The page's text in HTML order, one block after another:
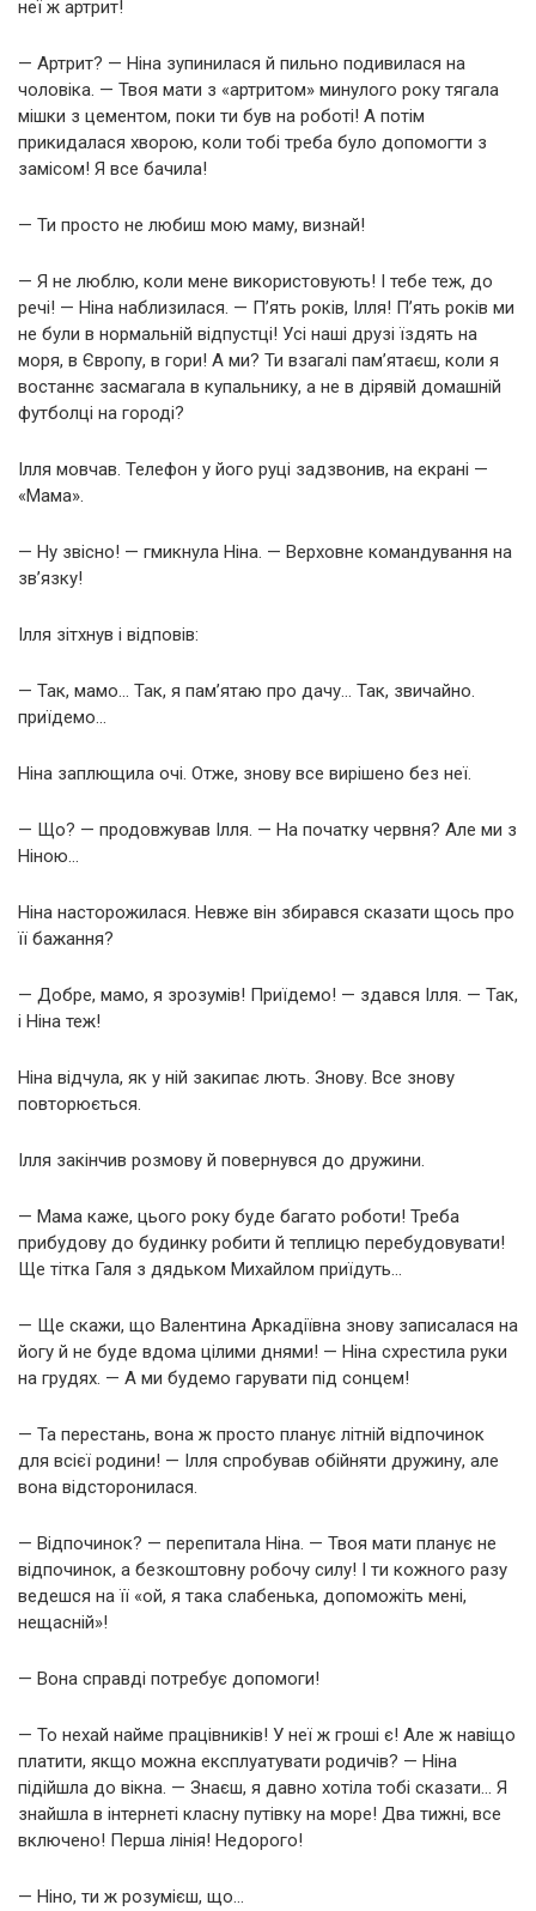
неї ж артрит!
— Артрит? — Ніна зупинилася й пильно подивилася на
чоловіка. — Твоя мати з «артритом» минулого року тягала
мішки з цементом, поки ти був на роботі! А потім
прикидалася хворою, коли тобі треба було допомогти з
замісом! Я все бачила!
— Ти просто не любиш мою маму, визнай!
— Я не люблю, коли мене використовують! І тебе теж, до
речі! — Ніна наблизилася. — П’ять років, Ілля! П’ять років ми
не були в нормальній відпустці! Усі наші друзі їздять на
моря, в Європу, в гори! А ми? Ти взагалі пам’ятаєш, коли я
востаннє засмагала в купальнику, а не в дірявій домашній
футболці на городі?
Ілля мовчав. Телефон у його руці задзвонив, на екрані —
«Мама».
— Ну звісно! — гмикнула Ніна. — Верховне командування на
зв’язку!
Ілля зітхнув і відповів:
— Так, мамо… Так, я пам’ятаю про дачу… Так, звичайно.
приїдемо…
Ніна заплющила очі. Отже, знову все вирішено без неї.
— Що? — продовжував Ілля. — На початку червня? Але ми з
Ніною…
Ніна насторожилася. Невже він збирався сказати щось про
її бажання?
— Добре, мамо, я зрозумів! Приїдемо! — здався Ілля. — Так,
і Ніна теж!
Ніна відчула, як у ній закипає лють. Знову. Все знову
повторюється.
Ілля закінчив розмову й повернувся до дружини.
— Мама каже, цього року буде багато роботи! Треба
прибудову до будинку робити й теплицю перебудовувати!
Ще тітка Галя з дядьком Михайлом приїдуть…
— Ще скажи, що Валентина Аркадіївна знову записалася на
йогу й не буде вдома цілими днями! — Ніна схрестила руки
на грудях. — А ми будемо гарувати під сонцем!
— Та перестань, вона ж просто планує літній відпочинок
для всієї родини! — Ілля спробував обійняти дружину, але
вона відсторонилася.
— Відпочинок? — перепитала Ніна. — Твоя мати планує не
відпочинок, а безкоштовну робочу силу! І ти кожного разу
ведешся на її «ой, я така слабенька, допоможіть мені,
нещасній»!
— Вона справді потребує допомоги!
— То нехай найме працівників! У неї ж гроші є! Але ж навіщо
платити, якщо можна експлуатувати родичів? — Ніна
підійшла до вікна. — Знаєш, я давно хотіла тобі сказати… Я
знайшла в інтернеті класну путівку на море! Два тижні, все
включено! Перша лінія! Недорого!
— Ніно, ти ж розумієш, що…